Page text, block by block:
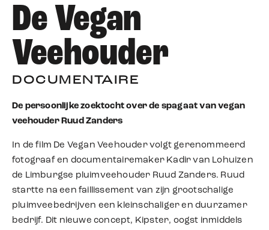
De Vegan
Veehouder
DOCUMENTAIRE
De persoonlijke zoektocht over de spagaat van vegan
veehouder Ruud Zanders
In de film De Vegan Veehouder volgt gerenommeerd
fotograaf en documentairemaker Kadir van Lohuizen
de Limburgse pluimveehouder Ruud Zanders. Ruud
startte na een faillissement van zijn grootschalige
pluimveebedrijven een kleinschaliger en duurzamer
bedrijf. Dit nieuwe concept, Kipster, oogst inmiddels